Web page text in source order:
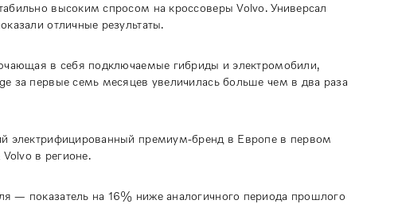
высоким спросом на кроссоверы Volvo. Универсал
отличные результаты.
в себя подключаемые гибриды и электромобили,
за первые семь месяцев увеличилась больше чем в два раза
электрифицированный премиум-бренд в Европе в первом
в регионе.
показатель на 16% ниже аналогичного периода прошлого